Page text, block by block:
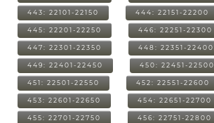
443: 22101-22150 444: 22151-22200
445: 22201-22250 446: 22251-22300
447: 22301-22350 448: 22351-22400
449: 22401-22450 450: 22451-22500
451: 22501-22550 452: 22551-22600
453: 22601-22650 454: 22651-22700
455: 22701-22750 456: 22751-22800